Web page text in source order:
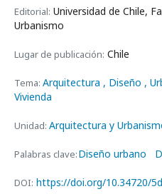
Editorial: Universidad de Chile,
Urbanismo
Lugar de publicación: Chile
Tema: Arquitectura , Diseño ,
Vivienda
Unidad: Arquitectura y
Palabras clave:Diseño urbano
DOI: https://doi.org/10.34720/